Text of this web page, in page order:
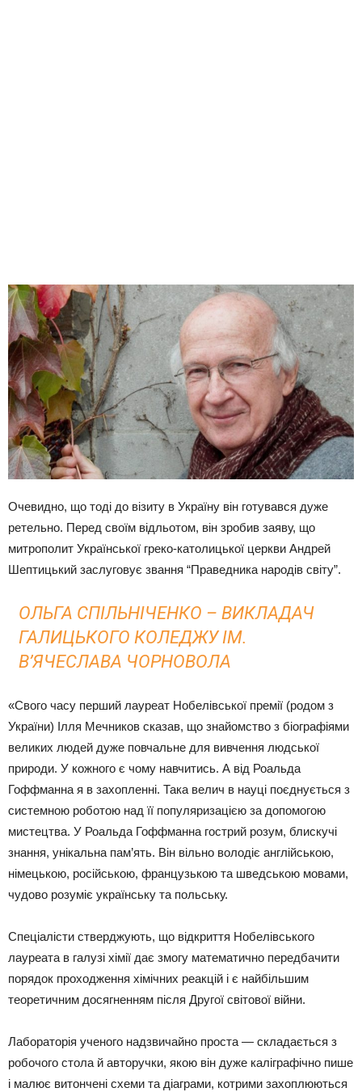
Очевидно, що тоді до візиту в Україну він готувався дуже
ретельно. Перед своїм відльотом, він зробив заяву, що
митрополит Української греко-католицької церкви Андрей
Шептицький заслуговує звання “Праведника народів світу”.
ОЛЬГА СПІЛЬНІЧЕНКО – ВИКЛАДАЧ
ГАЛИЦЬКОГО КОЛЕДЖУ ІМ.
В’ЯЧЕСЛАВА ЧОРНОВОЛА
«Свого часу перший лауреат Нобелівської премії (родом з
України) Ілля Мечников сказав, що знайомство з біографіями
великих людей дуже повчальне для вивчення людської
природи. У кожного є чому навчитись. А від Роальда
Гоффманна я в захопленні. Така велич в науці поєднується з
системною роботою над її популяризацією за допомогою
мистецтва. У Роальда Гоффманна гострий розум, блискучі
знання, унікальна пам’ять. Він вільно володіє англійською,
німецькою, російською, французькою та шведською мовами,
чудово розуміє українську та польську.
Спеціалісти стверджують, що відкриття Нобелівського
лауреата в галузі хімії дає змогу математично передбачити
порядок проходження хімічних реакцій і є найбільшим
теоретичним досягненням після Другої світової війни.
Лабораторія ученого надзвичайно проста — складається з
робочого стола й авторучки, якою він дуже каліграфічно пише
і малює витончені схеми та діаграми, котрими захоплюються